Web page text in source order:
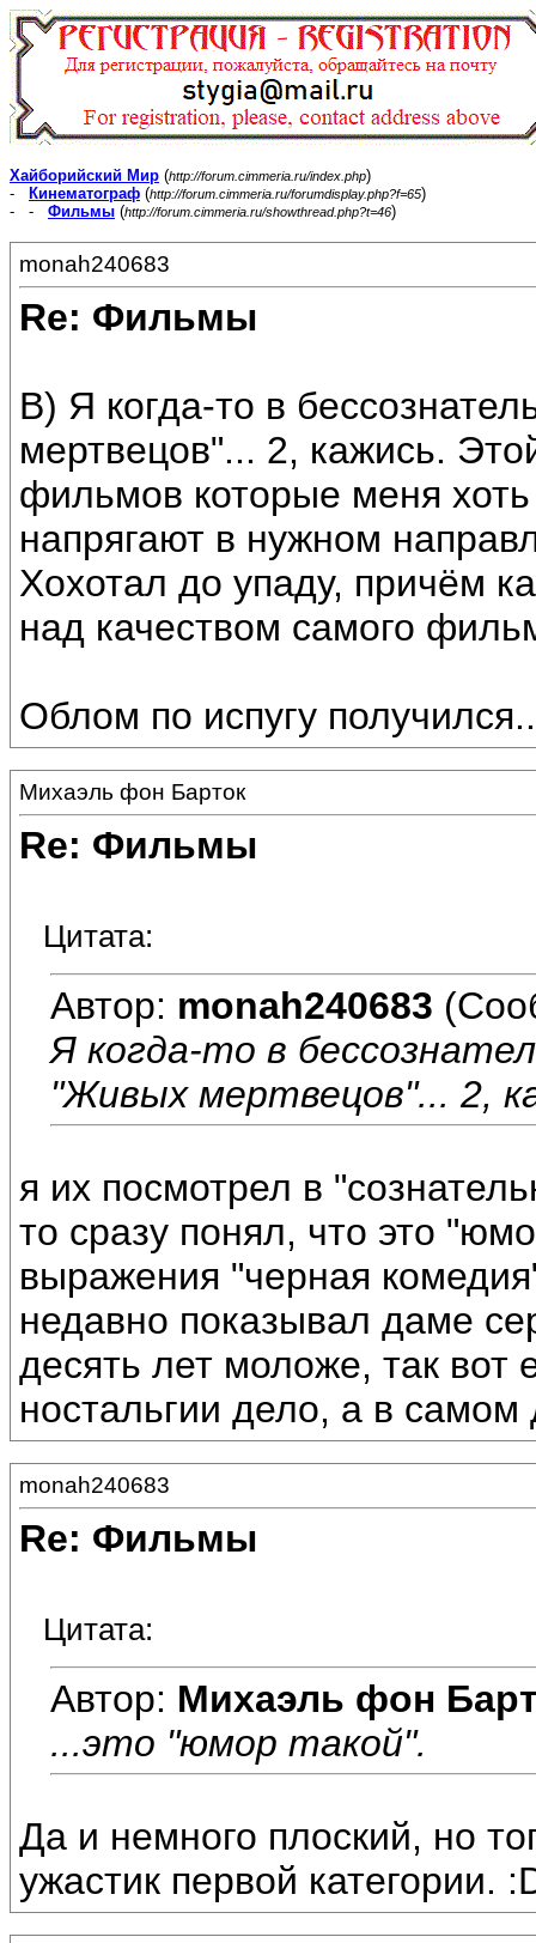
Хайборийский Мир (http://forum.cimmeria.ru/index.php)
-
Кинематограф (http://forum.cimmeria.ru/forumdisplay.php?f=65)
- - Фильмы (http://forum.cimmeria.ru/showthread.php?t=46)
monah240683
Re: Фильмы
B) Я когда-то в
мертвецов"... 2, кажись.
фильмов которые меня
напрягают в нужном
Хохотал до упаду, причём
над качеством самого
Облом по испугу
Михаэль фон Барток
Re: Фильмы
Цитата:
Автор: monah240683
Я когда-то в
"Живых мертвецов"... 2,
я их посмотрел в
то сразу понял, что это
выражения "черная
недавно показывал даме
десять лет моложе, так вот
ностальгии дело, а в
monah240683
Re: Фильмы
Цитата:
Автор: Михаэль фон
...это "юмор такой".
Да и немного плоский, но
ужастик первой категории.